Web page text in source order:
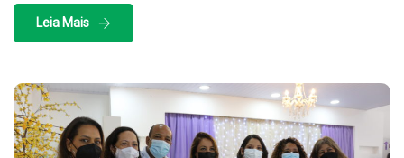
Leia Mais